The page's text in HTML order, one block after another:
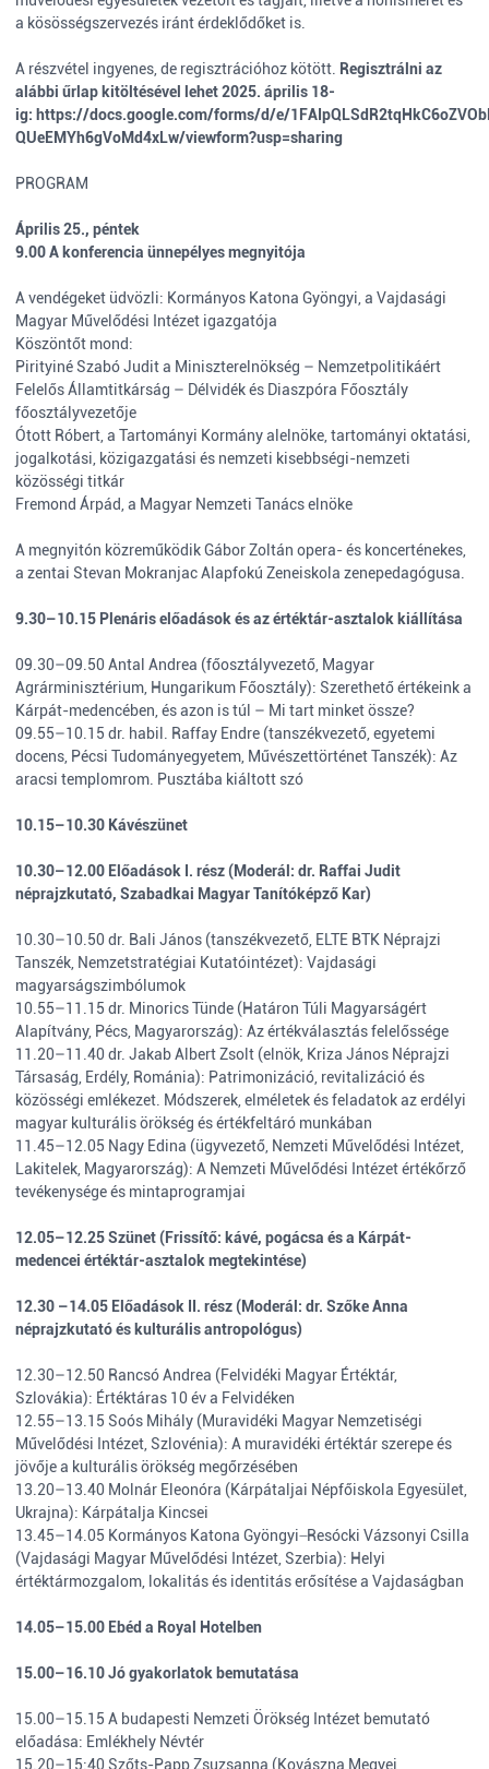
a kösösségszervezés iránt érdeklődőket is.
A részvétel ingyenes, de regisztrációhoz kötött.
Regisztrálni az
alábbi űrlap kitöltésével lehet 2025. április 18-
ig: https://docs.google.com/forms/d/e/
QUeEMYh6gVoMd4xLw/viewform?usp=sharing
PROGRAM
Április 25., péntek
9.00 A konferencia ünnepélyes megnyitója
A vendégeket üdvözli: Kormányos Katona Gyöngyi, a Vajdasági
Magyar Művelődési Intézet igazgatója
Köszöntőt mond:
Pirityiné Szabó Judit a Miniszterelnökség – Nemzetpolitikáért
Felelős Államtitkárság – Délvidék és Diaszpóra Főosztály
főosztályvezetője
Ótott Róbert, a Tartományi Kormány alelnöke, tartományi oktatási,
jogalkotási, közigazgatási és nemzeti kisebbségi-nemzeti
közösségi titkár
Fremond Árpád, a Magyar Nemzeti Tanács elnöke
A megnyitón közreműködik Gábor Zoltán opera- és koncerténekes,
a zentai Stevan Mokranjac Alapfokú Zeneiskola zenepedagógusa.
9.30–10.15 Plenáris előadások és az értéktár-asztalok kiállítása
09.30–09.50 Antal Andrea (főosztályvezető, Magyar
Agrárminisztérium, Hungarikum Főosztály): Szerethető értékeink a
Kárpát-medencében, és azon is túl – Mi tart minket össze?
09.55–10.15 dr. habil. Raffay Endre (tanszékvezető, egyetemi
docens, Pécsi Tudományegyetem, Művészettörténet Tanszék): Az
aracsi templomrom. Pusztába kiáltott szó
10.15–10.30 Kávészünet
10.30–12.00 Előadások I. rész (Moderál: dr. Raffai Judit
néprajzkutató, Szabadkai Magyar Tanítóképző Kar)
10.30–10.50 dr. Bali János (tanszékvezető, ELTE BTK Néprajzi
Tanszék, Nemzetstratégiai Kutatóintézet): Vajdasági
magyarságszimbólumok
10.55–11.15 dr. Minorics Tünde (Határon Túli Magyarságért
Alapítvány, Pécs, Magyarország): Az értékválasztás felelőssége
11.20–11.40 dr. Jakab Albert Zsolt (elnök, Kriza János Néprajzi
Társaság, Erdély, Románia): Patrimonizáció, revitalizáció és
közösségi emlékezet. Módszerek, elméletek és feladatok az erdélyi
magyar kulturális örökség és értékfeltáró munkában
11.45–12.05 Nagy Edina (ügyvezető, Nemzeti Művelődési Intézet,
Lakitelek, Magyarország): A Nemzeti Művelődési Intézet értékőrző
tevékenysége és mintaprogramjai
12.05–12.25 Szünet (Frissítő: kávé, pogácsa és a Kárpát-
medencei értéktár-asztalok megtekintése)
12.30 –14.05 Előadások II. rész (Moderál: dr. Szőke Anna
néprajzkutató és kulturális antropológus)
12.30–12.50 Rancsó Andrea (Felvidéki Magyar Értéktár,
Szlovákia): Értéktáras 10 év a Felvidéken
12.55–13.15 Soós Mihály (Muravidéki Magyar Nemzetiségi
Művelődési Intézet, Szlovénia): A muravidéki értéktár szerepe és
jövője a kulturális örökség megőrzésében
13.20–13.40 Molnár Eleonóra (Kárpátaljai Népfőiskola Egyesület,
Ukrajna): Kárpátalja Kincsei
13.45–14.05 Kormányos Katona Gyöngyi ̶ Resócki Vázsonyi Csilla
(Vajdasági Magyar Művelődési Intézet, Szerbia): Helyi
értéktármozgalom, lokalitás és identitás erősítése a Vajdaságban
14.05–15.00 Ebéd a Royal Hotelben
15.00–16.10 Jó gyakorlatok bemutatása
15.00–15.15 A budapesti Nemzeti Örökség Intézet bemutató
előadása: Emlékhely Névtér
15.20–15:40 Szőts-Papp Zsuzsanna (Kovászna Megyei